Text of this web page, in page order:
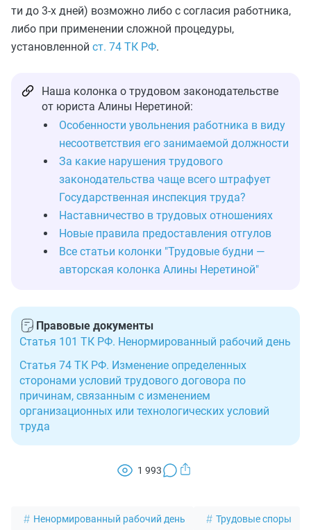
ти до 3-х дней) возможно либо с согласия работника,
либо при применении сложной процедуры,
установленной ст. 74 ТК РФ.
Наша колонка о трудовом законодательстве
от юриста Алины Неретиной:
Особенности увольнения работника в виду
несоответствия его занимаемой должности
За какие нарушения трудового
законодательства чаще всего штрафует
Государственная инспекция труда?
Наставничество в трудовых отношениях
Новые правила предоставления отгулов
Все статьи колонки "Трудовые будни —
авторская колонка Алины Неретиной"
Правовые документы
Статья 101 ТК РФ. Ненормированный рабочий день
Статья 74 ТК РФ. Изменение определенных
сторонами условий трудового договора по
причинам, связанным с изменением
организационных или технологических условий
труда
1 993
Ненормированный рабочий день Трудовые споры